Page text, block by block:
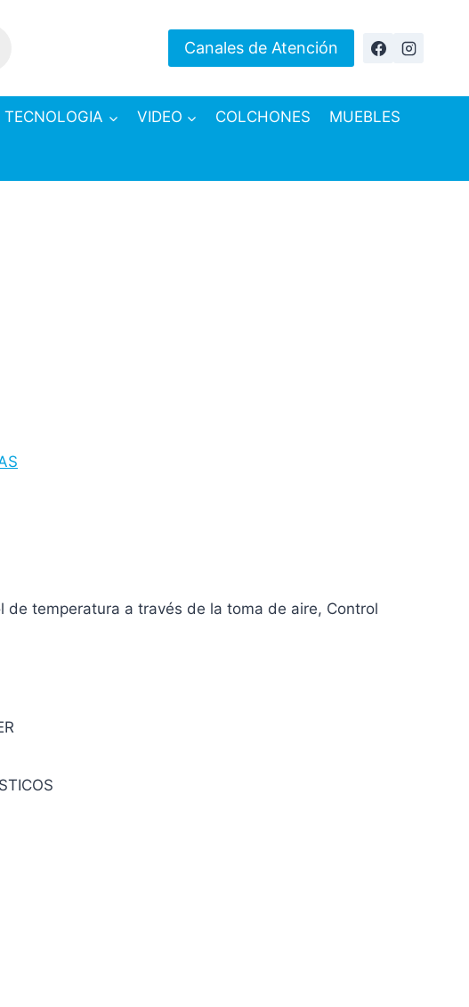
Canales de Atención
TECNOLOGIA VIDEO COLCHONES MUEBLES
de temperatura a través de la toma de aire, Control